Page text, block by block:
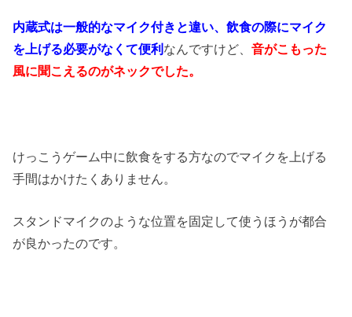
内蔵式は一般的なマイク付きと違い、飲食の際にマイク
を上げる必要がなくて便利 なんですけど、音がこもった
風に聞こえるのがネックでした。
けっこうゲーム中に飲食をする方なのでマイクを上げる
手間はかけたくありません。
スタンドマイクのような位置を固定して使うほうが都合
が良かったのです。